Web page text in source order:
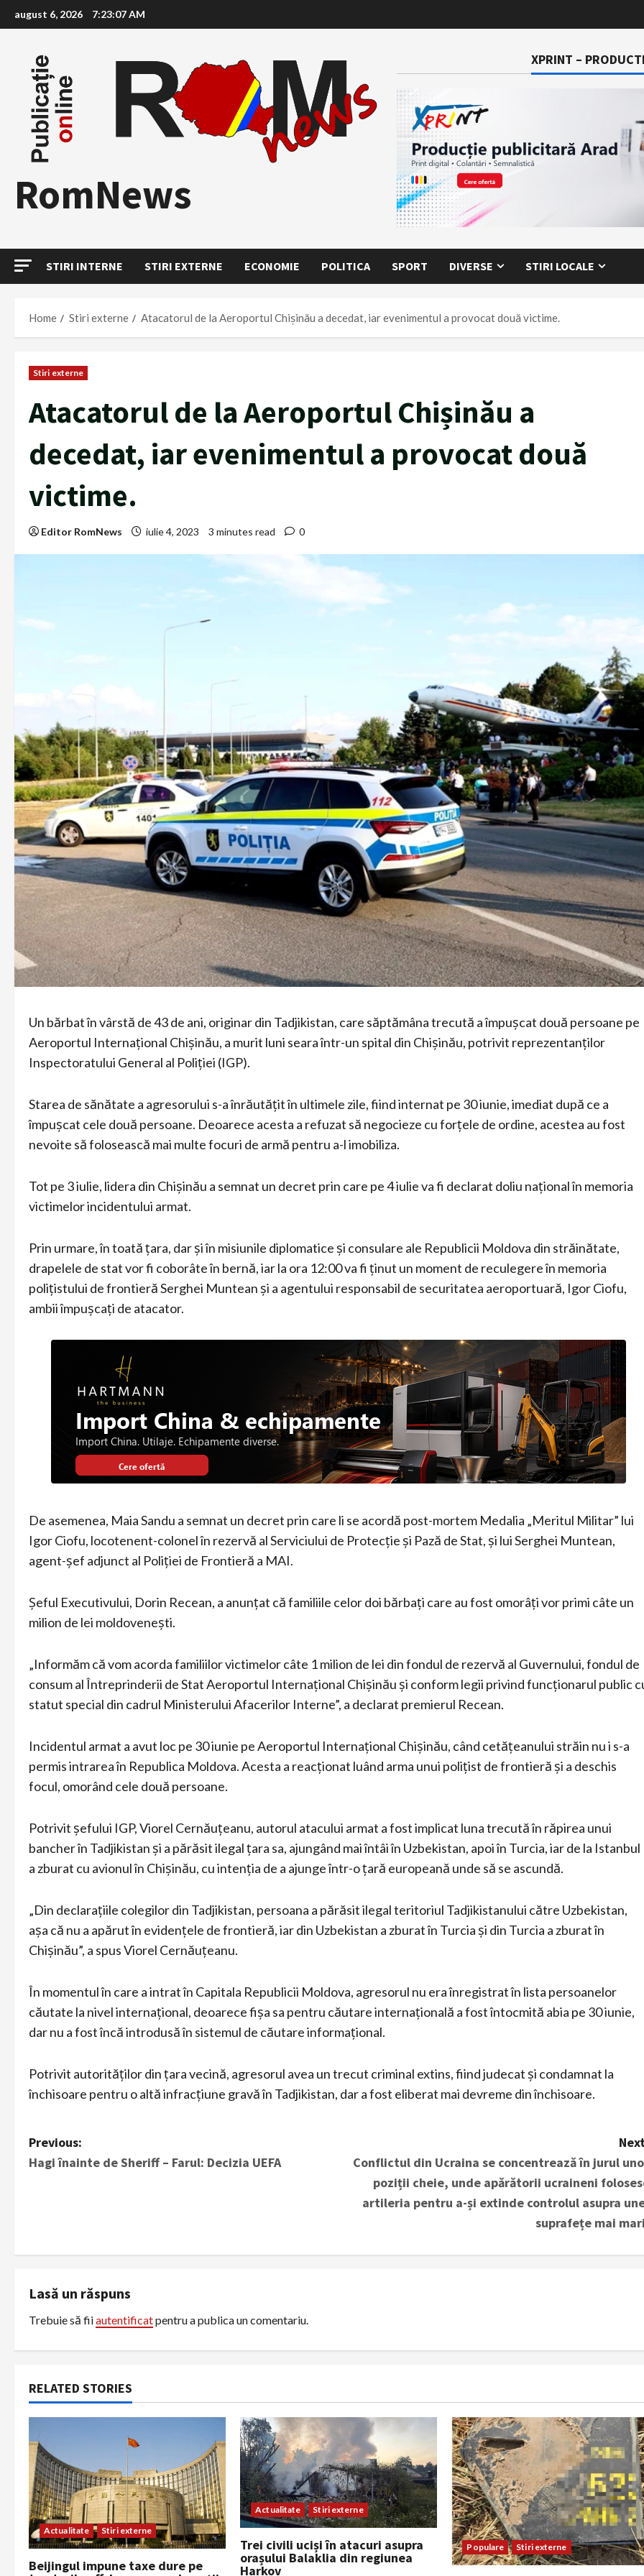
to
august 6, 2026 7:23:09 AM
RomNews
XPRINT –
STIRI INTERNE STIRI EXTERNE ECONOMIE POLITICA SPORT DIVERSE STIRI LOCALE
Home Stiri externe Atacatorul de la Aeroportul Chișinău a decedat, iar evenimentul a provocat două victime.
Stiri externe
Atacatorul de la Aeroportul Chișinău a
decedat, iar evenimentul a provocat două
victime.
Editor RomNews iulie 4, 2023 3 minutes read 0
Un bărbat în vârstă de 43 de ani, originar din Tadjikistan, care săptămâna trecută a împușcat două persoane pe
Aeroportul Internațional Chișinău, a murit luni seara într-un spital din Chișinău, potrivit reprezentanților
Inspectoratului General al Poliției (IGP).
Starea de sănătate a agresorului s-a înrăutățit în ultimele zile, fiind internat pe 30 iunie, imediat după ce a
împușcat cele două persoane. Deoarece acesta a refuzat să negocieze cu forțele de ordine, acestea au fost
nevoite să folosească mai multe focuri de armă pentru a-l imobiliza.
Tot pe 3 iulie, lidera din Chișinău a semnat un decret prin care pe 4 iulie va fi declarat doliu național în memoria
victimelor incidentului armat.
Prin urmare, în toată țara, dar și în misiunile diplomatice și consulare ale Republicii Moldova din străinătate,
drapelele de stat vor fi coborâte în bernă, iar la ora 12:00 va fi ținut un moment de reculegere în memoria
polițistului de frontieră Serghei Muntean și a agentului responsabil de securitatea aeroportuară, Igor Ciofu,
ambii împușcați de atacator.
De asemenea, Maia Sandu a semnat un decret prin care li se acordă post-mortem Medalia „Meritul Militar” lui
Igor Ciofu, locotenent-colonel în rezervă al Serviciului de Protecție și Pază de Stat, și lui Serghei Muntean,
agent-șef adjunct al Poliției de Frontieră a MAI.
Șeful Executivului, Dorin Recean, a anunțat că familiile celor doi bărbați care au fost omorâți vor primi câte un
milion de lei moldovenești.
„Informăm că vom acorda familiilor victimelor câte 1 milion de lei din fondul de rezervă al Guvernului, fondul de
consum al Întreprinderii de Stat Aeroportul Internațional Chișinău și conform legii privind funcționarul public
statut special din cadrul Ministerului Afacerilor Interne”, a declarat premierul Recean.
Incidentul armat a avut loc pe 30 iunie pe Aeroportul Internațional Chișinău, când cetățeanului străin nu i s-a
permis intrarea în Republica Moldova. Acesta a reacționat luând arma unui polițist de frontieră și a deschis
focul, omorând cele două persoane.
Potrivit șefului IGP, Viorel Cernăuțeanu, autorul atacului armat a fost implicat luna trecută în răpirea unui
bancher în Tadjikistan și a părăsit ilegal țara sa, ajungând mai întâi în Uzbekistan, apoi în Turcia, iar de la Istanbul
a zburat cu avionul în Chișinău, cu intenția de a ajunge într-o țară europeană unde să se ascundă.
„Din declarațiile colegilor din Tadjikistan, persoana a părăsit ilegal teritoriul Tadjikistanului către Uzbekistan,
așa că nu a apărut în evidențele de frontieră, iar din Uzbekistan a zburat în Turcia și din Turcia a zburat în
Chișinău”, a spus Viorel Cernăuțeanu.
În momentul în care a intrat în Capitala Republicii Moldova, agresorul nu era înregistrat în lista persoanelor
căutate la nivel internațional, deoarece fișa sa pentru căutare internațională a fost întocmită abia pe 30 iunie,
dar nu a fost încă introdusă în sistemul de căutare informațional.
Potrivit autorităților din țara vecină, agresorul avea un trecut criminal extins, fiind judecat și condamnat la
închisoare pentru o altă infracțiune gravă în Tadjikistan, dar a fost eliberat mai devreme din închisoare.
P
a
v
i
g
a
t
i
o
n
Previous:
Hagi înainte de Sheriff – Farul: Decizia UEFA
Conflictul din Ucraina se concentrează în jurul
poziții cheie, unde apărătorii ucraineni
artileria pentru a-și extinde controlul asupra
suprafețe mai
Lasă un răspuns
Trebuie să fiiautentificatpentru a publica un comentariu.
RELATED STORIES
Actualitate Stiri externe
Beijingul impune taxe dure pe
Actualitate Stiri externe
Trei civili uciși în atacuri asupra
orașului Balaklia din regiunea
Harkov
Populare Stiri externe